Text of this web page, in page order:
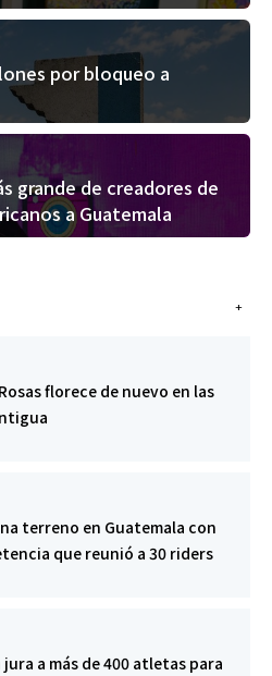
por bloqueo a
grande de creadores de
a Guatemala
+
florece de nuevo en las
terreno en Guatemala con
que reunió a 30 riders
a más de 400 atletas para